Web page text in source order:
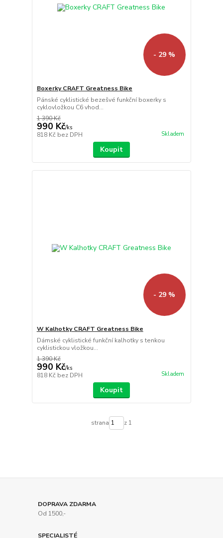
- 29 %
Boxerky CRAFT Greatness Bike
Pánské cyklistické bezešvé funkční boxerky s
cyklovložkou C6 vhod...
1 390 Kč
990 Kč/ks
818 Kč bez DPH Skladem
Koupit
- 29 %
W Kalhotky CRAFT Greatness Bike
Dámské cyklistické funkční kalhotky s tenkou
cyklistickou vložkou...
1 390 Kč
990 Kč/ks
818 Kč bez DPH Skladem
Koupit
strana z 1
DOPRAVA ZDARMA
Od 1500,-
SPECIALISTÉ